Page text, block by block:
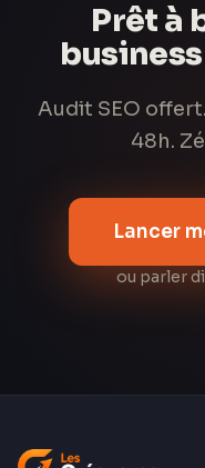
Prêt à
business
Audit SEO
48h.
Lancer
ou parler